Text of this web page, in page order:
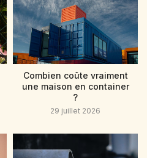
Combien coûte vraiment
une maison en container
?
29 juillet 2026